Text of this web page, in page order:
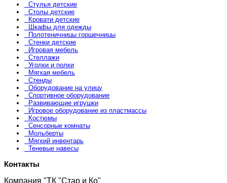
Стулья детские
Столы детские
Кровати детские
Шкафы для одежды
Полотеничницы горшечницы
Стенки детские
Игровая мебель
Стеллажи
Уголки и полки
Мягкая мебель
Стенды
Оборудование на улицу
Спортивное оборудование
Развивающие игрушки
Игровое оборудование из пластмассы
Костюмы
Сенсорные комнаты
Мольберты
Мягкий инвентарь
Теневые навесы
Контакты
Компания "ТК "Стар и Ко"